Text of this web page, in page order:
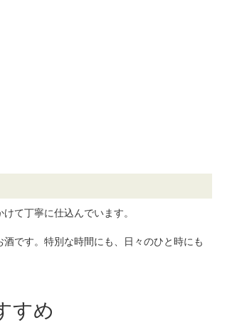
て丁寧に仕込んでいます。
です。特別な時間にも、日々のひと時にも
すめ